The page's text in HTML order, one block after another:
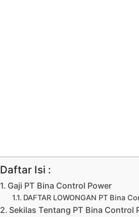
Daftar Isi :
Gaji PT Bina Control Power
DAFTAR LOWONGAN PT Bina
Sekilas Tentang PT Bina Control